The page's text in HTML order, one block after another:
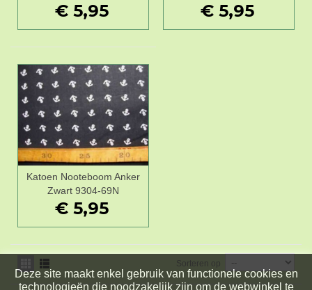
€ 5,95 € 5,95
Katoen Nooteboom Anker
Zwart 9304-69N
€ 5,95
Sorteren op
Deze site maakt enkel gebruik van functionele cookies en
technologieën die noodzakelijk zijn om de webwinkel te